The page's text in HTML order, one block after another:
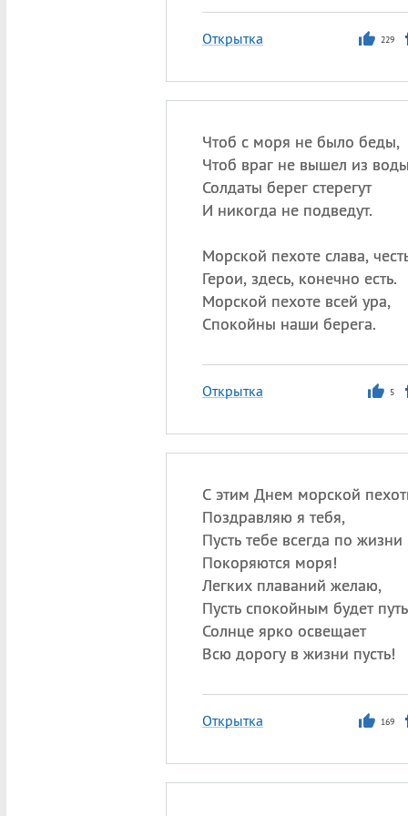
Открытка 229
Чтоб с моря не было беды,
Чтоб враг не вышел из
Солдаты берег стерегут
И никогда не подведут.
Морской пехоте слава,
Герои, здесь, конечно есть.
Морской пехоте всей ура,
Спокойны наши берега.
Открытка 5
С этим Днем морской
Поздравляю я тебя,
Пусть тебе всегда по жизни
Покоряются моря!
Легких плаваний желаю,
Пусть спокойным будет
Солнце ярко освещает
Всю дорогу в жизни пусть!
Открытка 169